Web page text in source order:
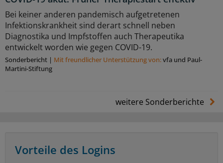
Bei keiner anderen pandemisch aufgetretenen
Infektionskrankheit sind derart schnell neben
Diagnostika und Impfstoffen auch Therapeutika
entwickelt worden wie gegen COVID-19.
Sonderbericht | Mit freundlicher Unterstützung von:vfa und Paul-
Martini-Stiftung
weitere Sonderberichte
Vorteile des Logins